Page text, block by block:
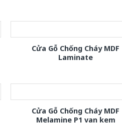
Cửa Gỗ Chống Cháy MDF
Laminate
Cửa Gỗ Chống Cháy MDF
Melamine P1 van kem